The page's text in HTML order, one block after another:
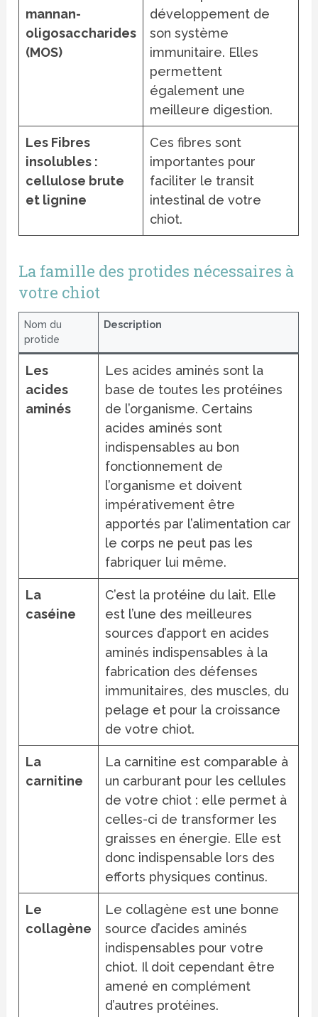
mannan-
oligosaccharides
(MOS)
développement de
son système
immunitaire. Elles
permettent
également une
meilleure digestion.
Les Fibres
insolubles :
cellulose brute
et lignine
Ces fibres sont
importantes pour
faciliter le transit
intestinal de votre
chiot.
La famille des protides nécessaires à
votre chiot
Nom du
protide
Description
Les
acides
aminés
Les acides aminés sont la
base de toutes les protéines
de l’organisme. Certains
acides aminés sont
indispensables au bon
fonctionnement de
l’organisme et doivent
impérativement être
apportés par l’alimentation car
le corps ne peut pas les
fabriquer lui même.
La
caséine
C’est la protéine du lait. Elle
est l’une des meilleures
sources d’apport en acides
aminés indispensables à la
fabrication des défenses
immunitaires, des muscles, du
pelage et pour la croissance
de votre chiot.
La
carnitine
La carnitine est comparable à
un carburant pour les cellules
de votre chiot : elle permet à
celles-ci de transformer les
graisses en énergie. Elle est
donc indispensable lors des
efforts physiques continus.
Le
collagène
Le collagène est une bonne
source d’acides aminés
indispensables pour votre
chiot. Il doit cependant être
amené en complément
d’autres protéines.